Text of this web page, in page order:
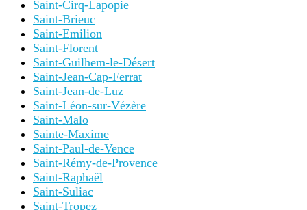
Saint-Cirq-Lapopie
Saint-Brieuc
Saint-Emilion
Saint-Florent
Saint-Guilhem-le-Désert
Saint-Jean-Cap-Ferrat
Saint-Jean-de-Luz
Saint-Léon-sur-Vézère
Saint-Malo
Sainte-Maxime
Saint-Paul-de-Vence
Saint-Rémy-de-Provence
Saint-Raphaël
Saint-Suliac
Saint-Tropez